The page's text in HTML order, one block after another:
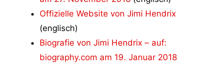
Offizielle Website von Jimi Hendrix
(englisch)
Biografie von Jimi Hendrix – auf:
biography.com am 19. Januar 2018